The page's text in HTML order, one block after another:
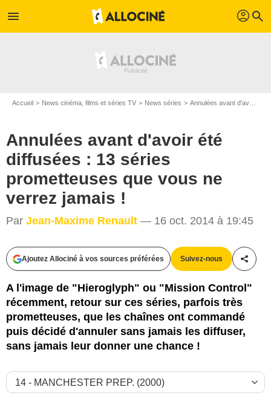
menu profil search
Accueil News cinéma, films et séries TV News séries Annulées avant d'avoir été diffusées : 13 séries prometteuses que vous ne verrez jamais !
Annulées avant d'avoir été
diffusées : 13 séries
prometteuses que vous ne
verrez jamais !
Par Jean-Maxime Renault — 16 oct. 2014 à 19:45
Ajoutez Allociné à vos sources préférées Suivez-nous
A l'image de "Hieroglyph" ou "Mission Control"
récemment, retour sur ces séries, parfois très
prometteuses, que les chaînes ont commandé
puis décidé d'annuler sans jamais les diffuser,
sans jamais leur donner une chance !